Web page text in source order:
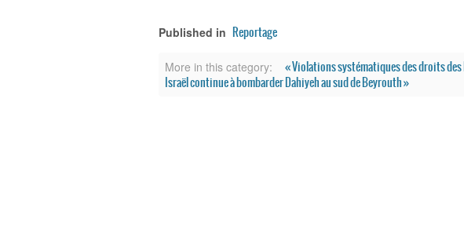
Published in Reportage
More in this category: « Violations systématiques des droits
Israël continue à bombarder Dahiyeh au sud de Beyrouth »